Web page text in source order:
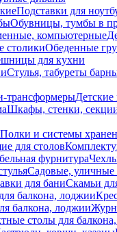
Подставки для
Обувницы, тумбы в
компьютерные
столикиОбеденные
для кухни
Стулья, табуреты
трансформеры
Шкафы, стенки,
Полки и системы
для столов
фурнитура
Садовые, уличные
для баниСкамьи
балкона, лоджии
балкона, лоджии
столы для